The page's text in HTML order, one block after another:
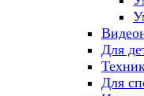
Для
Для